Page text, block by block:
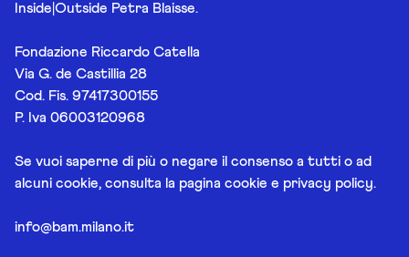
Inside|Outside Petra Blaisse.
Fondazione Riccardo Catella
Via G. de Castillia 28
Cod. Fis. 97417300155
P. Iva 06003120968
Se vuoi saperne di più o negare il consenso a tutti o ad
alcuni cookie, consulta la pagina cookie e privacy policy.
info@bam.milano.it